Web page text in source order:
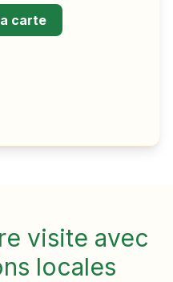
carte
visite avec
locales